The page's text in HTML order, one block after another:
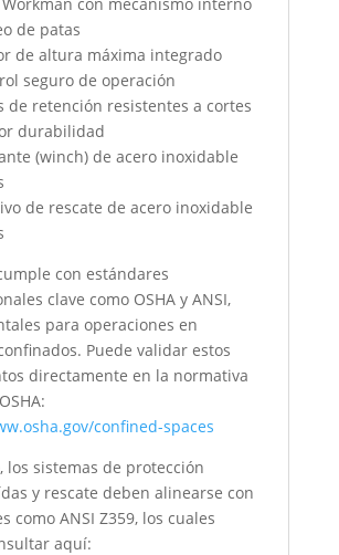
de patas
de altura máxima integrado
seguro de operación
de retención resistentes a cortes
durabilidad
(winch) de acero inoxidable
de rescate de acero inoxidable
con estándares
clave como OSHA y ANSI,
para operaciones en
Puede validar estos
directamente en la normativa
confined-spaces
los sistemas de protección
y rescate deben alinearse con
como ANSI Z359, los cuales
aquí: